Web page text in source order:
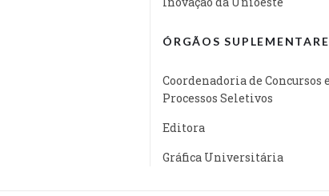
ÓRGÃOS
Coordenadoria de Concursos e
Processos Seletivos
Editora
Gráfica Universitária